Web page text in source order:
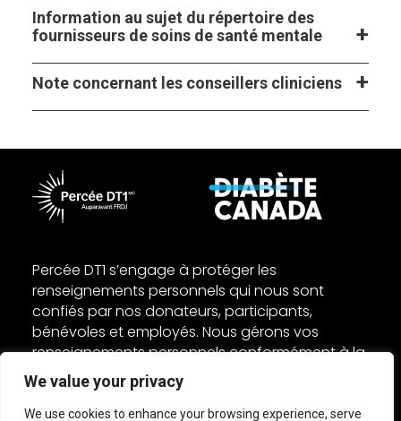
We value your privacy
We use cookies to enhance your browsing experience, serve
Information au sujet du répertoire des
fournisseurs de soins de santé mentale
Note concernant les conseillers cliniciens
Percée DT1 s’engage à protéger les
renseignements personnels qui nous sont
confiés par nos donateurs, participants,
bénévoles et employés. Nous gérons vos
renseignements personnels conformément à la
Loi fédérale sur la protection des
renseignements personnels et les documents
électroniques (LPRPDE) et autres lois